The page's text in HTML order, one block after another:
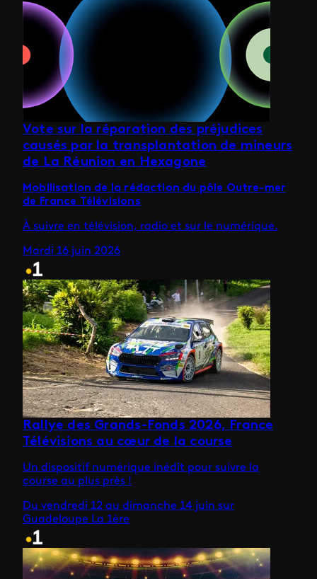
Vote sur la réparation des préjudices
causés par la transplantation de mineurs
de La Réunion en Hexagone
Mobilisation de la rédaction du pôle Outre-mer
de France Télévisions
À suivre en télévision, radio et sur le numérique.
Mardi 16 juin 2026
Rallye des Grands-Fonds 2026, France
Télévisions au cœur de la course
Un dispositif numérique inédit pour suivre la
course au plus près !
Du vendredi 12 au dimanche 14 juin sur
Guadeloupe La 1ère